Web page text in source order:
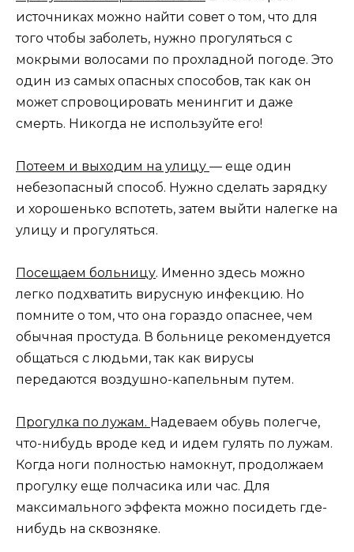
источниках можно найти совет о том, что для
того чтобы заболеть, нужно прогуляться с
мокрыми волосами по прохладной погоде. Это
один из самых опасных способов, так как он
может спровоцировать менингит и даже
смерть. Никогда не используйте его!
Потеем и выходим на улицу — еще один
небезопасный способ. Нужно сделать зарядку
и хорошенько вспотеть, затем выйти налегке на
улицу и прогуляться.
Посещаем больницу. Именно здесь можно
легко подхватить вирусную инфекцию. Но
помните о том, что она гораздо опаснее, чем
обычная простуда. В больнице рекомендуется
общаться с людьми, так как вирусы
передаются воздушно-капельным путем.
Прогулка по лужам. Надеваем обувь полегче,
что-нибудь вроде кед и идем гулять по лужам.
Когда ноги полностью намокнут, продолжаем
прогулку еще полчасика или час. Для
максимального эффекта можно посидеть где-
нибудь на сквозняке.